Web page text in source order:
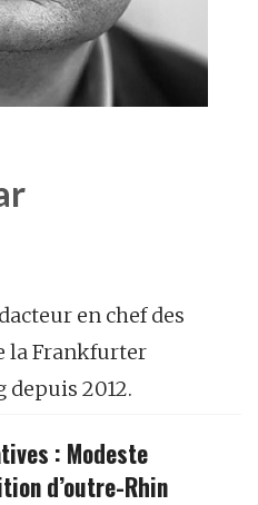
en chef des
la Frankfurter
2012.
: Modeste
d’outre-Rhin